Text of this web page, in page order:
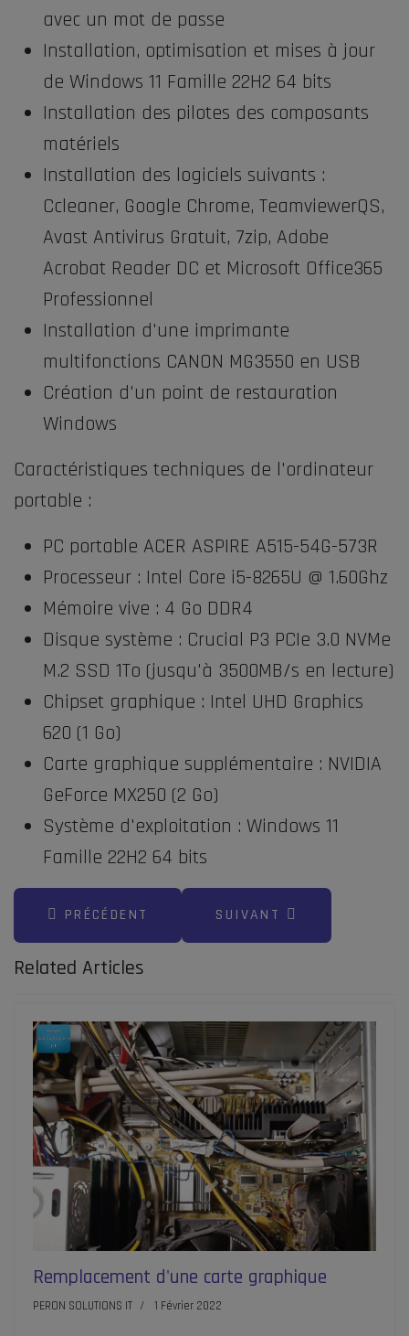
avec un mot de passe
Installation, optimisation et mises à jour
de Windows 11 Famille 22H2 64 bits
Installation des pilotes des composants
matériels
Installation des logiciels suivants :
Ccleaner, Google Chrome, TeamviewerQS,
Avast Antivirus Gratuit, 7zip, Adobe
Acrobat Reader DC et Microsoft Office365
Professionnel
Installation d'une imprimante
multifonctions CANON MG3550 en USB
Création d'un point de restauration
Windows
Caractéristiques techniques de l'ordinateur
portable :
PC portable ACER ASPIRE A515-54G-573R
Processeur : Intel Core i5-8265U @ 1.60Ghz
Mémoire vive : 4 Go DDR4
Disque système : Crucial P3 PCIe 3.0 NVMe
M.2 SSD 1To (jusqu'à 3500MB/s en lecture)
Chipset graphique : Intel UHD Graphics
620 (1 Go)
Carte graphique supplémentaire : NVIDIA
GeForce MX250 (2 Go)
Système d'exploitation : Windows 11
Famille 22H2 64 bits
ARTICLE PRÉCÉDENT : MONTAGE D'UN MINI-PC
PRÉCÉDENT ARTICLE SUIVANT :
SUIVANT
Related Articles
Remplacement d'une carte graphique
PERON SOLUTIONS IT 1 Février 2022